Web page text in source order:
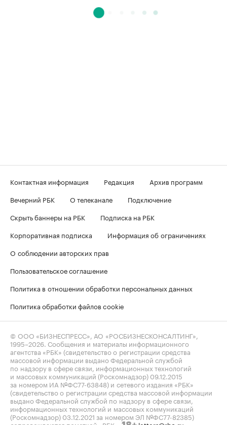
Контактная информация Редакция
Архив программ
Вечерний РБК
О телеканале
Подключение
Скрыть баннеры на РБК
Подписка на РБК
Корпоративная подписка
Информация об ограничениях
О соблюдении авторских прав
Пользовательское соглашение
Политика в отношении обработки персональных данных
Политика обработки файлов cookie
© ООО «БИЗНЕСПРЕСС», АО «РОСБИЗНЕСКОНСАЛТИНГ»,
1995–2026 . Сообщения и материалы информационного
агентства «РБК» (свидетельство о регистрации средства
массовой информации выдано Федеральной службой
по надзору в сфере связи, информационных технологий
и массовых коммуникаций (Роскомнадзор) 09.12.2015
за номером ИА №ФС77-63848) и сетевого издания «РБК»
(свидетельство о регистрации средства массовой информации
выдано Федеральной службой по надзору в сфере связи,
информационных технологий и массовых коммуникаций
(Роскомнадзор) 03.12.2021 за номером ЭЛ №ФС77-82385)